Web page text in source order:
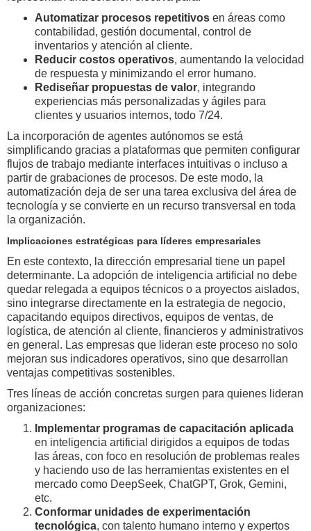
Automatizar procesos repetitivos en áreas como
contabilidad, gestión documental, control de
inventarios y atención al cliente.
Reducir costos operativos, aumentando la velocidad
de respuesta y minimizando el error humano.
Rediseñar propuestas de valor, integrando
experiencias más personalizadas y ágiles para
clientes y usuarios internos, todo 7/24.
La incorporación de agentes autónomos se está
simplificando gracias a plataformas que permiten configurar
flujos de trabajo mediante interfaces intuitivas o incluso a
partir de grabaciones de procesos. De este modo, la
automatización deja de ser una tarea exclusiva del área de
tecnología y se convierte en un recurso transversal en toda
la organización.
Implicaciones estratégicas para líderes empresariales
En este contexto, la dirección empresarial tiene un papel
determinante. La adopción de inteligencia artificial no debe
quedar relegada a equipos técnicos o a proyectos aislados,
sino integrarse directamente en la estrategia de negocio,
capacitando equipos directivos, equipos de ventas, de
logística, de atención al cliente, financieros y administrativos
en general. Las empresas que lideran este proceso no solo
mejoran sus indicadores operativos, sino que desarrollan
ventajas competitivas sostenibles.
Tres líneas de acción concretas surgen para quienes lideran
organizaciones:
Implementar programas de capacitación aplicada
en inteligencia artificial dirigidos a equipos de todas
las áreas, con foco en resolución de problemas reales
y haciendo uso de las herramientas existentes en el
mercado como DeepSeek, ChatGPT, Grok, Gemini,
etc.
Conformar unidades de experimentación
tecnológica, con talento humano interno y expertos